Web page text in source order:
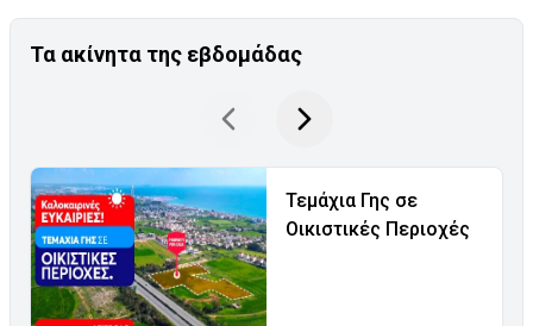
Τα ακίνητα της εβδομάδας
Τεμάχια Γης σε
Οικιστικές Περιοχές